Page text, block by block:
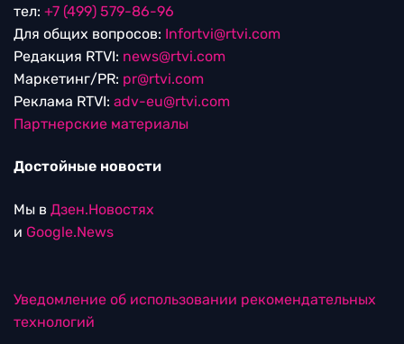
тел: +7 (499) 579-86-96
Для общих вопросов: Infortvi@rtvi.com
Редакция RTVI: news@rtvi.com
Маркетинг/PR: pr@rtvi.com
Реклама RTVI: adv-eu@rtvi.com
Партнерские материалы
Достойные новости
Мы в Дзен.Новостях
и Google.News
Уведомление об использовании рекомендательных
технологий